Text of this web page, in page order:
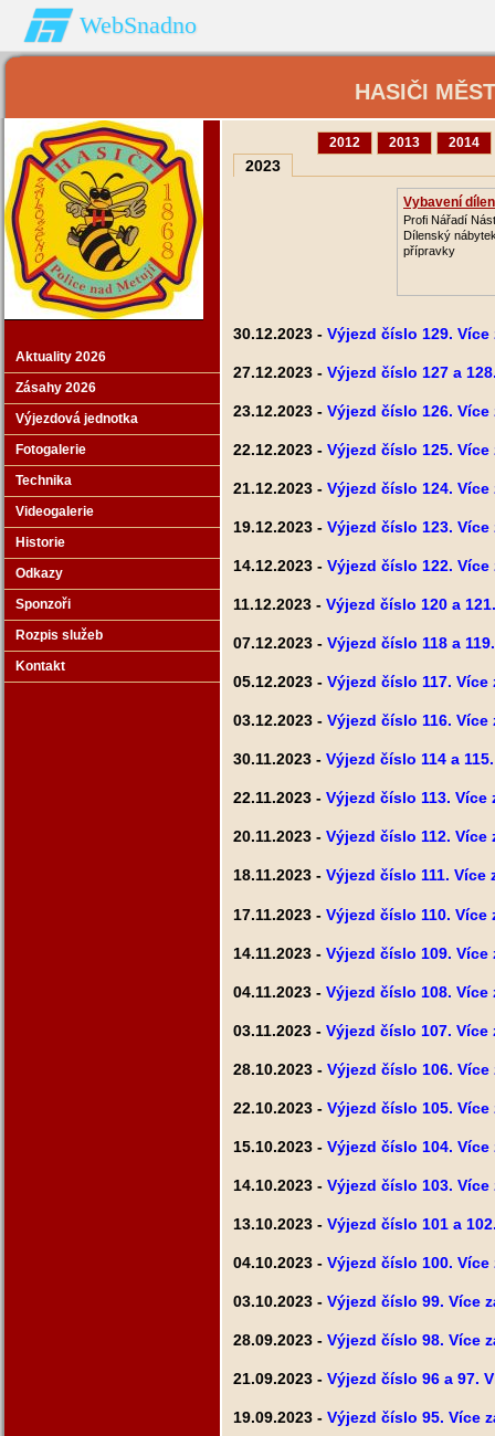
WebSnadno
HASIČI
Aktuality 2026
Zásahy 2026
Výjezdová jednotka
Fotogalerie
Technika
Videogalerie
Historie
Odkazy
Sponzoři
Rozpis služeb
Kontakt
2023
2014
2013
2012
Vybavení
Profi Nářadí
Dílenský
přípravky
30.12.2023 - Výjezd číslo 129. Více
27.12.2023 - Výjezd číslo 127 a
23.12.2023 - Výjezd číslo 126. Více
22.12.2023 - Výjezd číslo 125. Více
21.12.2023 - Výjezd číslo 124. Více
19.12.2023 - Výjezd číslo 123. Více
14.12.2023 - Výjezd číslo 122. Více
11.12.2023 - Výjezd číslo 120 a
07.12.2023 - Výjezd číslo 118 a
05.12.2023 - Výjezd číslo 117. Více
03.12.2023 - Výjezd číslo 116. Více
30.11.2023 - Výjezd číslo 114 a
22.11.2023 - Výjezd číslo 113. Více
20.11.2023 - Výjezd číslo 112. Více
18.11.2023 - Výjezd číslo 111. Více
17.11.2023 - Výjezd číslo 110. Více
14.11.2023 - Výjezd číslo 109. Více
04.11.2023 - Výjezd číslo 108. Více
03.11.2023 - Výjezd číslo 107. Více
28.10.2023 - Výjezd číslo 106. Více
22.10.2023 - Výjezd číslo 105. Více
15.10.2023 - Výjezd číslo 104. Více
14.10.2023 - Výjezd číslo 103. Více
13.10.2023 - Výjezd číslo 101 a
04.10.2023 - Výjezd číslo 100. Více
03.10.2023 - Výjezd číslo 99. Více
28.09.2023 - Výjezd číslo 98. Více
21.09.2023 - Výjezd číslo 96 a 97.
19.09.2023 - Výjezd číslo 95. Více